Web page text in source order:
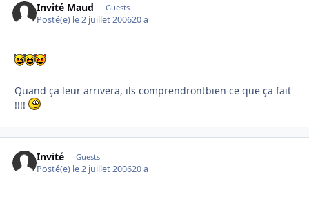
Invité Maud Guests
Posté(e) le 2 juillet 200620 a
Quand ça leur arrivera, ils comprendrontbien ce que ça fait
!!!!
Invité Guests
Posté(e) le 2 juillet 200620 a